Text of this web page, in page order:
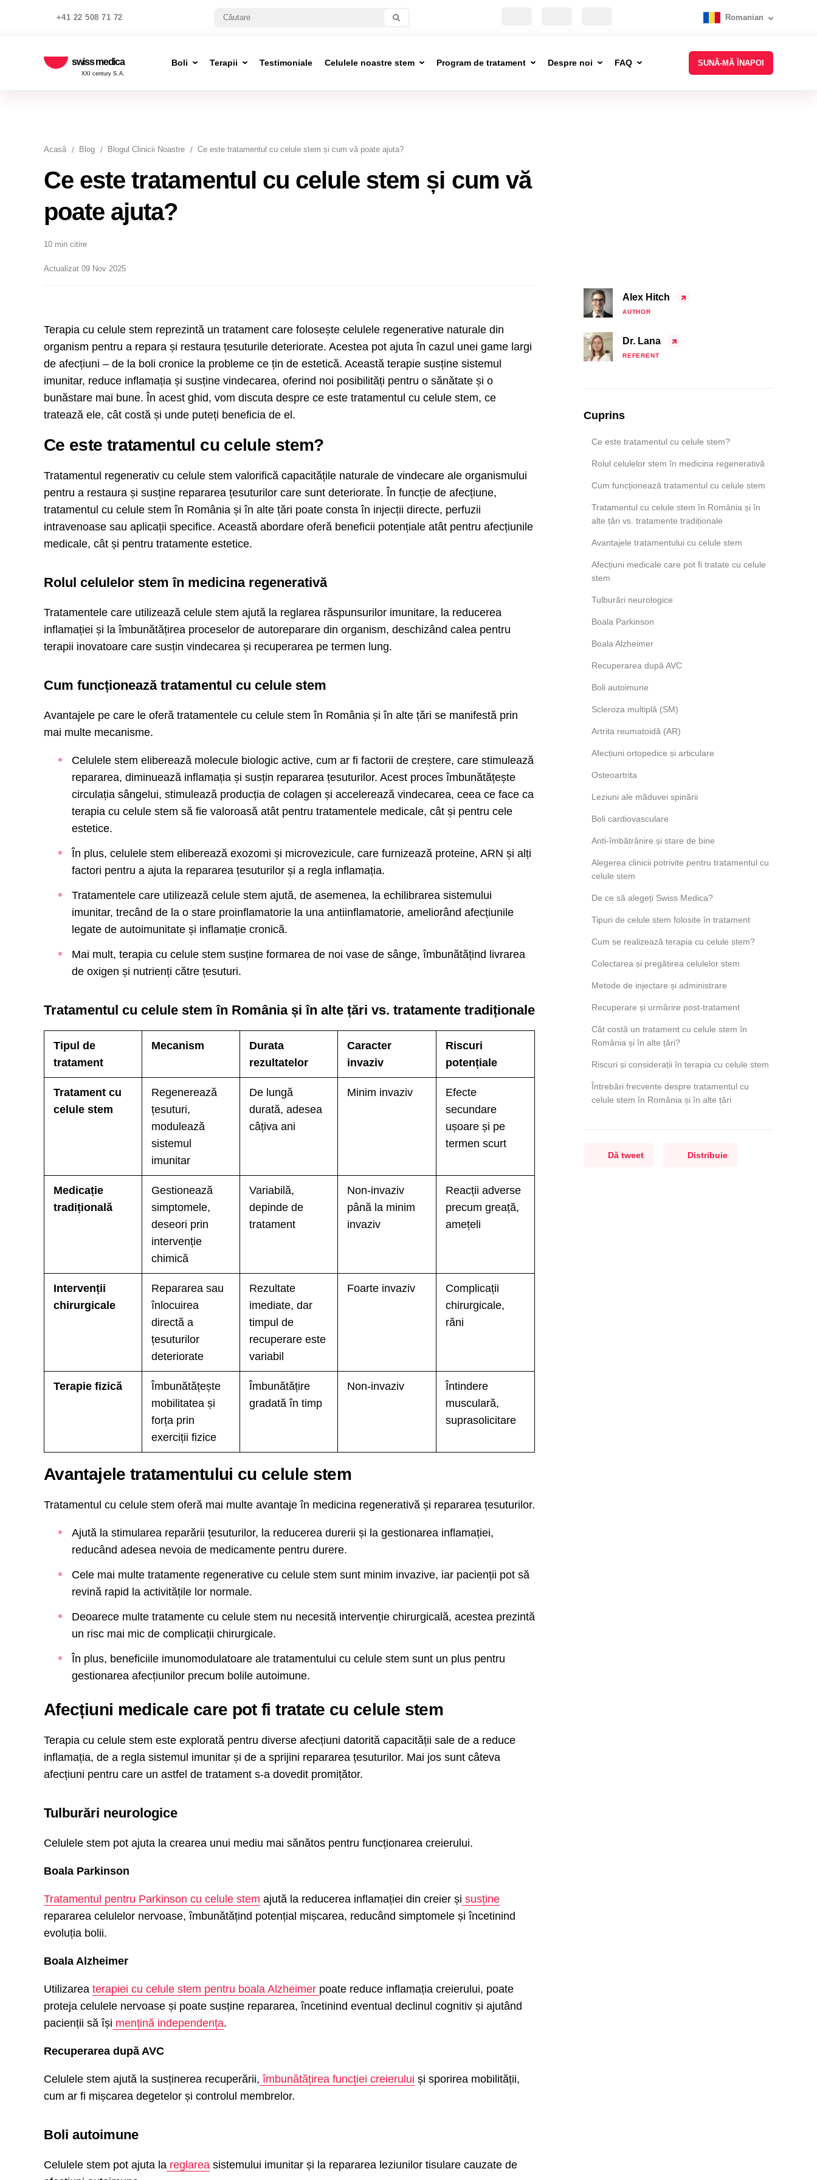
+41 22 508 71 72 Romanian
swiss medica
XXI century S.A.
Boli Terapii Testimoniale Celulele noastre stem Program de tratament Despre noi FAQ SUNĂ-MĂ ÎNAPOI
Acasă Blog Blogul Clinicii Noastre Ce este tratamentul cu celule stem și cum vă poate ajuta?
Ce este tratamentul cu celule stem și cum vă
poate ajuta?
10 min citire
Actualizat 09 Nov 2025
Terapia cu celule stem reprezintă un tratament care folosește celulele regenerative naturale din
organism pentru a repara și restaura țesuturile deteriorate. Acestea pot ajuta în cazul unei game largi
de afecțiuni – de la boli cronice la probleme ce țin de estetică. Această terapie susține sistemul
imunitar, reduce inflamația și susține vindecarea, oferind noi posibilități pentru o sănătate și o
bunăstare mai bune. În acest ghid, vom discuta despre ce este tratamentul cu celule stem, ce
tratează ele, cât costă și unde puteți beneficia de el.
Ce este tratamentul cu celule stem?
Tratamentul regenerativ cu celule stem valorifică capacitățile naturale de vindecare ale organismului
pentru a restaura și susține repararea țesuturilor care sunt deteriorate. În funcție de afecțiune,
tratamentul cu celule stem în România și în alte țări poate consta în injecții directe, perfuzii
intravenoase sau aplicații specifice. Această abordare oferă beneficii potențiale atât pentru afecțiunile
medicale, cât și pentru tratamente estetice.
Rolul celulelor stem în medicina regenerativă
Tratamentele care utilizează celule stem ajută la reglarea răspunsurilor imunitare, la reducerea
inflamației și la îmbunătățirea proceselor de autoreparare din organism, deschizând calea pentru
terapii inovatoare care susțin vindecarea și recuperarea pe termen lung.
Cum funcționează tratamentul cu celule stem
Avantajele pe care le oferă tratamentele cu celule stem în România și în alte țări se manifestă prin
mai multe mecanisme.
Celulele stem eliberează molecule biologic active, cum ar fi factorii de creștere, care stimulează
repararea, diminuează inflamația și susțin repararea țesuturilor. Acest proces îmbunătățește
circulația sângelui, stimulează producția de colagen și accelerează vindecarea, ceea ce face ca
terapia cu celule stem să fie valoroasă atât pentru tratamentele medicale, cât și pentru cele
estetice.
În plus, celulele stem eliberează exozomi și microvezicule, care furnizează proteine, ARN și alți
factori pentru a ajuta la repararea țesuturilor și a regla inflamația.
Tratamentele care utilizează celule stem ajută, de asemenea, la echilibrarea sistemului
imunitar, trecând de la o stare proinflamatorie la una antiinflamatorie, ameliorând afecțiunile
legate de autoimunitate și inflamație cronică.
Mai mult, terapia cu celule stem susține formarea de noi vase de sânge, îmbunătățind livrarea
de oxigen și nutrienți către țesuturi.
Tratamentul cu celule stem în România și în alte țări vs. tratamente tradiționale
Tipul de
tratament
Mecanism
Durata
rezultatelor
Caracter
invaziv
Riscuri
potențiale
Tratament cu
celule stem
Regenerează
țesuturi,
modulează
sistemul
imunitar
De lungă
durată, adesea
câțiva ani
Minim invaziv
Efecte
secundare
ușoare și pe
termen scurt
Medicație
tradițională
Gestionează
simptomele,
deseori prin
intervenție
chimică
Variabilă,
depinde de
tratament
Non-invaziv
până la minim
invaziv
Reacții adverse
precum greață,
amețeli
Intervenții
chirurgicale
Repararea sau
înlocuirea
directă a
țesuturilor
deteriorate
Rezultate
imediate, dar
timpul de
recuperare este
variabil
Foarte invaziv
Complicații
chirurgicale,
răni
Terapie fizică
Îmbunătățește
mobilitatea și
forța prin
exerciții fizice
Îmbunătățire
gradată în timp
Non-invaziv
Întindere
musculară,
suprasolicitare
Avantajele tratamentului cu celule stem
Tratamentul cu celule stem oferă mai multe avantaje în medicina regenerativă și repararea țesuturilor.
Ajută la stimularea reparării țesuturilor, la reducerea durerii și la gestionarea inflamației,
reducând adesea nevoia de medicamente pentru durere.
Cele mai multe tratamente regenerative cu celule stem sunt minim invazive, iar pacienții pot să
revină rapid la activitățile lor normale.
Deoarece multe tratamente cu celule stem nu necesită intervenție chirurgicală, acestea prezintă
un risc mai mic de complicații chirurgicale.
În plus, beneficiile imunomodulatoare ale tratamentului cu celule stem sunt un plus pentru
gestionarea afecțiunilor precum bolile autoimune.
Afecțiuni medicale care pot fi tratate cu celule stem
Terapia cu celule stem este explorată pentru diverse afecțiuni datorită capacității sale de a reduce
inflamația, de a regla sistemul imunitar și de a sprijini repararea țesuturilor. Mai jos sunt câteva
afecțiuni pentru care un astfel de tratament s-a dovedit promițător.
Tulburări neurologice
Celulele stem pot ajuta la crearea unui mediu mai sănătos pentru funcționarea creierului.
Boala Parkinson
Tratamentul pentru Parkinson cu celule stem ajută la reducerea inflamației din creier și susține
repararea celulelor nervoase, îmbunătățind potențial mișcarea, reducând simptomele și încetinind
evoluția bolii.
Boala Alzheimer
Utilizarea terapiei cu celule stem pentru boala Alzheimer poate reduce inflamația creierului, poate
proteja celulele nervoase și poate susține repararea, încetinind eventual declinul cognitiv și ajutând
pacienții să își mențină independența.
Recuperarea după AVC
Celulele stem ajută la susținerea recuperării, îmbunătățirea funcției creierului și sporirea mobilității,
cum ar fi mișcarea degetelor și controlul membrelor.
Boli autoimune
Celulele stem pot ajuta la reglarea sistemului imunitar și la repararea leziunilor tisulare cauzate de
Alex Hitch
AUTHOR
Dr. Lana
REFERENT
Cuprins
Ce este tratamentul cu celule stem?
Rolul celulelor stem în medicina regenerativă
Cum funcționează tratamentul cu celule stem
Tratamentul cu celule stem în România și în
alte țări vs. tratamente tradiționale
Avantajele tratamentului cu celule stem
Afecțiuni medicale care pot fi tratate cu celule
stem
Tulburări neurologice
Boala Parkinson
Boala Alzheimer
Recuperarea după AVC
Boli autoimune
Scleroza multiplă (SM)
Artrita reumatoidă (AR)
Afecțiuni ortopedice și articulare
Osteoartrita
Leziuni ale măduvei spinării
Boli cardiovasculare
Anti-îmbătrânire și stare de bine
Alegerea clinicii potrivite pentru tratamentul cu
celule stem
De ce să alegeți Swiss Medica?
Tipuri de celule stem folosite în tratament
Cum se realizează terapia cu celule stem?
Colectarea și pregătirea celulelor stem
Metode de injectare și administrare
Recuperare și urmărire post-tratament
Cât costă un tratament cu celule stem în
România și în alte țări?
Riscuri și considerații în terapia cu celule stem
Întrebări frecvente despre tratamentul cu
celule stem în România și în alte țări
Dă tweet Distribuie